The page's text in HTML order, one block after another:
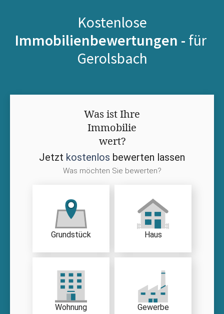
Kostenlose
Immobilienbewertungen - für
Gerolsbach
Was ist Ihre
Immobilie
wert?
Jetzt kostenlos bewerten lassen
Was möchten Sie bewerten?
Grundstück Haus
Wohnung Gewerbe